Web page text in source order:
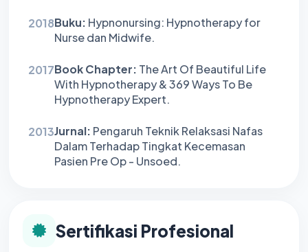
2018Buku: Hypnonursing: Hypnotherapy for
Nurse dan Midwife.
2017Book Chapter: The Art Of Beautiful Life
With Hypnotherapy & 369 Ways To Be
Hypnotherapy Expert.
2013Jurnal: Pengaruh Teknik Relaksasi Nafas
Dalam Terhadap Tingkat Kecemasan
Pasien Pre Op - Unsoed.
Sertifikasi Profesional